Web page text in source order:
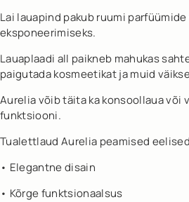
Lai lauapind pakub ruumi
eksponeerimiseks.
Lauaplaadi all paikneb mahukas
paigutada kosmeetikat ja muid
Aurelia võib täita ka konsoollaua või
funktsiooni.
Tualettlaud Aurelia peamised eelised
• Elegantne disain
• Kõrge funktsionaalsus